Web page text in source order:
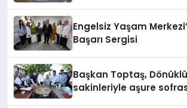
Engelsiz Yaşam
Başarı Sergisi
Başkan Toptaş,
sakinleriyle aşure